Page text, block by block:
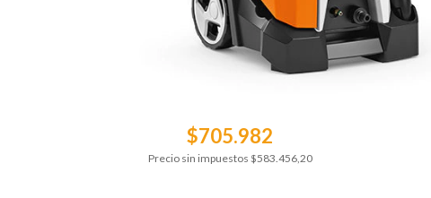
$705.982
Precio sin impuestos $583.456,20